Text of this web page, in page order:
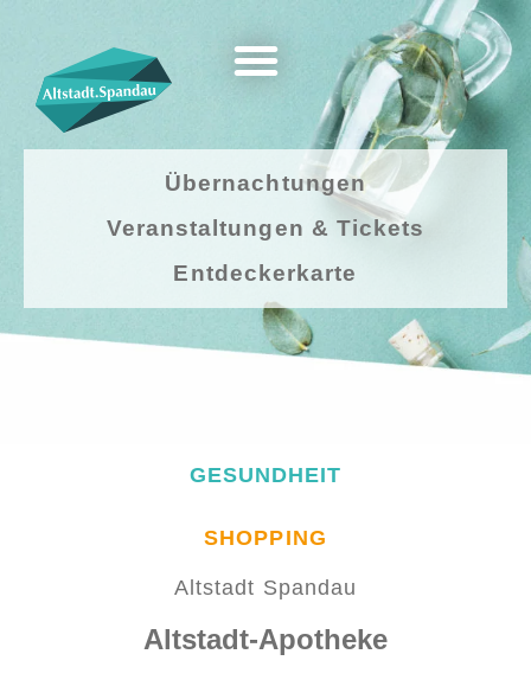
Übernachtungen
Veranstaltungen & Tickets
Entdeckerkarte
GESUNDHEIT
SHOPPING
Altstadt Spandau
Altstadt-Apotheke